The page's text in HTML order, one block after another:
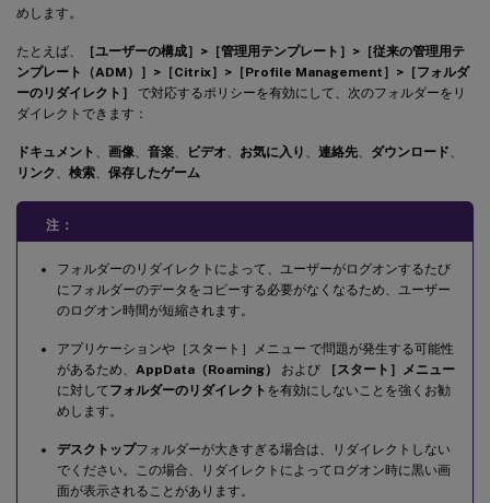
めします。
たとえば、
［ユーザーの構成］>［管理用テンプレート］>［従来の管理用テ
ンプレート（ADM）］>［Citrix］>［Profile Management］>［フォルダ
ーのリダイレクト］
で対応するポリシーを有効にして、次のフォルダーをリ
ダイレクトできます：
ドキュメント 画像 音楽 ビデオ お気に入り 連絡先 ダウンロード
リンク
検索 保存したゲーム
注：
フォルダーのリダイレクトによって、ユーザーがログオンするたび
にフォルダーのデータをコピーする必要がなくなるため、ユーザー
のログオン時間が短縮されます。
アプリケーションや［スタート］メニュー で問題が発生する可能性
があるため、 AppData（Roaming） および
［スタート］メニュー
に対してフォルダーのリダイレクト を有効にしないことを強くお勧
めします。
デスクトップフォルダーが大きすぎる場合は、リダイレクトしない
でください。この場合、リダイレクトによってログオン時に黒い画
面が表示されることがあります。